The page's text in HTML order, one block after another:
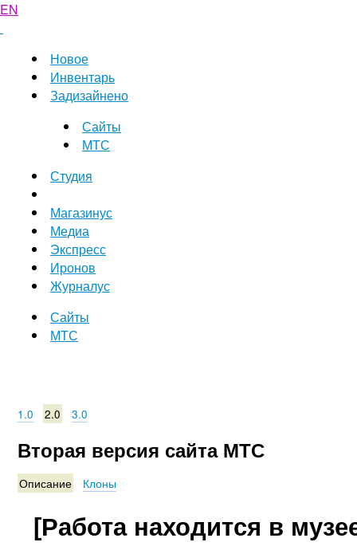
EN
Новое
Инвентарь
Задизайнено
Сайты
МТС
Студия
Магазинус
Медиа
Экспресс
Иронов
Журналус
Сайты
МТС
1.0 2.0 3.0
Вторая версия сайта МТС
Описание Клоны
[Работа находится в